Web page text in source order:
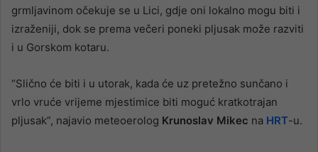
grmljavinom očekuje se u Lici, gdje oni lokalno mogu biti i
izraženiji, dok se prema večeri poneki pljusak može razviti
i u Gorskom kotaru.
“Slično će biti i u utorak, kada će uz pretežno sunčano i
vrlo vruće vrijeme mjestimice biti moguć kratkotrajan
pljusak”, najavio meteoerolog Krunoslav Mikec na HRT-u.